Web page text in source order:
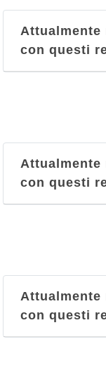
Attualmente
con questi
Attualmente
con questi
Attualmente
con questi